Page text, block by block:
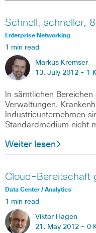
Schnell, schneller,
Enterprise Networking
1 min read
Markus Kremser
13. July 2012 - 1
In sämtlichen
Verwaltungen,
Industrieunternehmen
Standardmedium nicht
Weiter lesen
Cloud-Bereitschaft
Data Center / Analytics
1 min read
Viktor Hagen
21. May 2012 - 0